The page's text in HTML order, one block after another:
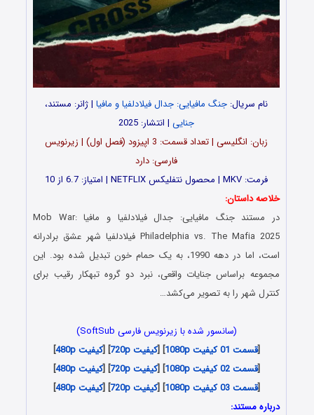
نام سریال: جنگ مافیایی: جدال فیلادلفیا و مافیا | ژانر: مستند،
جنایی | انتشار: 2025
زبان: انگلیسی | تعداد قسمت‌‌‌‌: 3 اپیزود (فصل اول) | زیرنویس
فارسی: دارد
فرمت: MKV | محصول نتفلیکس NETFLIX | امتیاز: 6.7 از 10
خلاصه داستان:
در مستند جنگ مافیایی: جدال فیلادلفیا و مافیا Mob War:
Philadelphia vs. The Mafia 2025 فیلادلفیا شهر عشق برادرانه
است، اما در دهه 1990، به یک حمام خون تبدیل شده بود. این
مجموعه براساس جنایات واقعی، نبرد دو گروه تبهکار رقیب برای
کنترل شهر را به تصویر می‌کشد…
(سانسور شده با زیرنویس فارسی SoftSub)
[قسمت 01 کیفیت 1080p ] [کیفیت 720p ] [کیفیت 480p
]
[قسمت 02 کیفیت 1080p ] [کیفیت 720p ] [کیفیت 480p
]
[قسمت 03 کیفیت 1080p ] [کیفیت 720p ] [کیفیت 480p
]
درباره مستند: